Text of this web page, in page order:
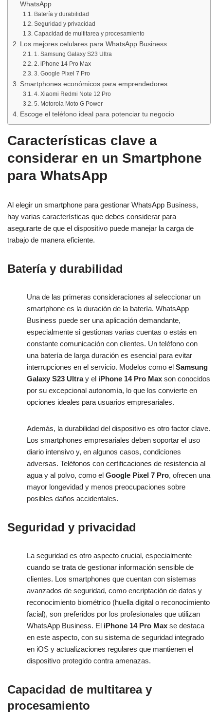
WhatsApp
Batería y durabilidad
Seguridad y privacidad
Capacidad de multitarea y procesamiento
Los mejores celulares para WhatsApp Business
1. Samsung Galaxy S23 Ultra
2. iPhone 14 Pro Max
3. Google Pixel 7 Pro
Smartphones económicos para emprendedores
4. Xiaomi Redmi Note 12 Pro
5. Motorola Moto G Power
Escoge el teléfono ideal para potenciar tu negocio
Características clave a
considerar en un Smartphone
para WhatsApp
Al elegir un smartphone para gestionar WhatsApp Business,
hay varias características que debes considerar para
asegurarte de que el dispositivo puede manejar la carga de
trabajo de manera eficiente.
Batería y durabilidad
Una de las primeras consideraciones al seleccionar un
smartphone es la duración de la batería. WhatsApp
Business puede ser una aplicación demandante,
especialmente si gestionas varias cuentas o estás en
constante comunicación con clientes. Un teléfono con
una batería de larga duración es esencial para evitar
interrupciones en el servicio. Modelos como el Samsung
Galaxy S23 Ultray el iPhone 14 Pro Max son conocidos
por su excepcional autonomía, lo que los convierte en
opciones ideales para usuarios empresariales.
Además, la durabilidad del dispositivo es otro factor clave.
Los smartphones empresariales deben soportar el uso
diario intensivo y, en algunos casos, condiciones
adversas. Teléfonos con certificaciones de resistencia al
agua y al polvo, como el Google Pixel 7 Pro, ofrecen una
mayor longevidad y menos preocupaciones sobre
posibles daños accidentales.
Seguridad y privacidad
La seguridad es otro aspecto crucial, especialmente
cuando se trata de gestionar información sensible de
clientes. Los smartphones que cuentan con sistemas
avanzados de seguridad, como encriptación de datos y
reconocimiento biométrico (huella digital o reconocimiento
facial), son preferidos por los profesionales que utilizan
WhatsApp Business. El iPhone 14 Pro Max se destaca
en este aspecto, con su sistema de seguridad integrado
en iOS y actualizaciones regulares que mantienen el
dispositivo protegido contra amenazas.
Capacidad de multitarea y
procesamiento